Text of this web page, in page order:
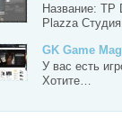
Название: TP
Plazza
GK Game
У вас есть
Хотите…